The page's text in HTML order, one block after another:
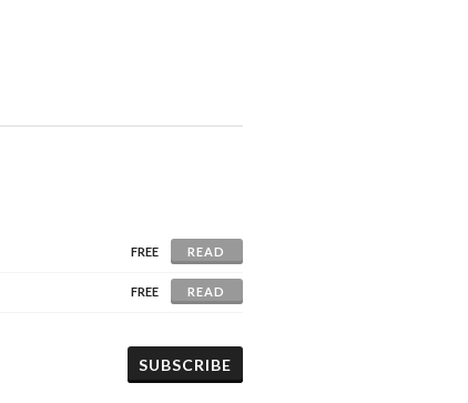
FREE READ
FREE READ
SUBSCRIBE